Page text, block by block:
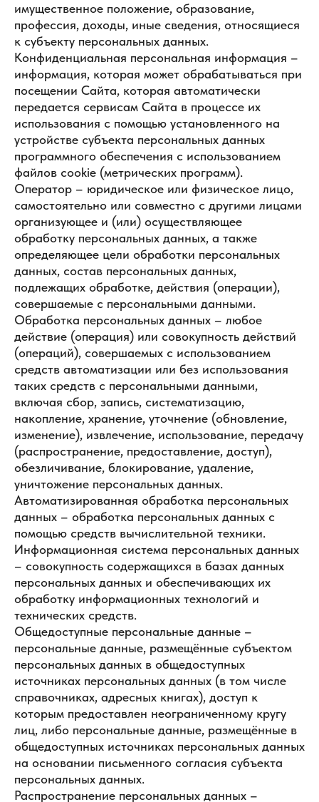
имущественное положение, образование,
профессия, доходы, иные сведения, относящиеся
к субъекту персональных данных.
Конфиденциальная персональная информация –
информация, которая может обрабатываться при
посещении Сайта, которая автоматически
передается сервисам Сайта в процессе их
использования с помощью установленного на
устройстве субъекта персональных данных
программного обеспечения с использованием
файлов cookie (метрических программ).
Оператор – юридическое или физическое лицо,
самостоятельно или совместно с другими лицами
организующее и (или) осуществляющее
обработку персональных данных, а также
определяющее цели обработки персональных
данных, состав персональных данных,
подлежащих обработке, действия (операции),
совершаемые с персональными данными.
Обработка персональных данных – любое
действие (операция) или совокупность действий
(операций), совершаемых с использованием
средств автоматизации или без использования
таких средств с персональными данными,
включая сбор, запись, систематизацию,
накопление, хранение, уточнение (обновление,
изменение), извлечение, использование, передачу
(распространение, предоставление, доступ),
обезличивание, блокирование, удаление,
уничтожение персональных данных.
Автоматизированная обработка персональных
данных – обработка персональных данных с
помощью средств вычислительной техники.
Информационная система персональных данных
– совокупность содержащихся в базах данных
персональных данных и обеспечивающих их
обработку информационных технологий и
технических средств.
Общедоступные персональные данные –
персональные данные, размещённые субъектом
персональных данных в общедоступных
источниках персональных данных (в том числе
справочниках, адресных книгах), доступ к
которым предоставлен неограниченному кругу
лиц, либо персональные данные, размещённые в
общедоступных источниках персональных данных
на основании письменного согласия субъекта
персональных данных.
Распространение персональных данных –